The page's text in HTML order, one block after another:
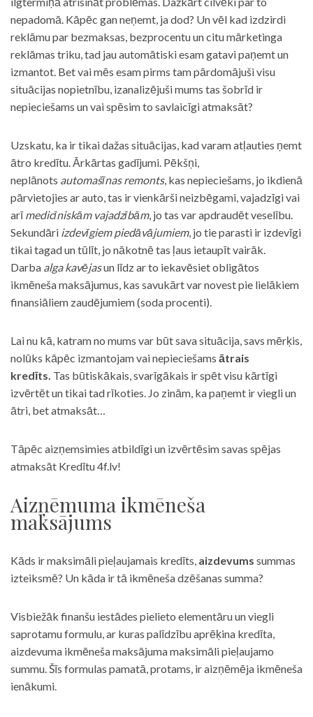
nepadomā. Kāpēc gan neņemt, ja dod? Un vēl kad izdzirdi
reklāmu par bezmaksas, bezprocentu un citu mārketinga
reklāmas triku, tad jau automātiski esam gatavi paņemt un
izmantot. Bet vai mēs esam pirms tam pārdomājuši visu
situācijas nopietnību, izanalizējuši mums tas šobrīd ir
nepieciešams un vai spēsim to savlaicīgi atmaksāt?
Uzskatu, ka ir tikai dažas situācijas, kad varam atļauties ņemt
ātro kredītu. Ārkārtas gadījumi. Pēkšņi,
neplānots automašīnas remonts, kas nepieciešams, jo ikdienā
pārvietojies ar auto, tas ir vienkārši neizbēgami, vajadzīgi vai
arīmedicīniskām vajadzībām, jo tas var apdraudēt veselību.
Sekundāri izdevīgiem piedāvājumiem, jo tie parasti ir izdevīgi
tikai tagad un tūlīt, jo nākotnē tas ļaus ietaupīt vairāk.
Darba alga kavējasun līdz ar to iekavēsiet obligātos
ikmēneša maksājumus, kas savukārt var novest pie lielākiem
finansiāliem zaudējumiem (soda procenti).
Lai nu kā, katram no mums var būt sava situācija, savs mērķis,
nolūks kāpēc izmantojam vai nepieciešams ātrais
kredīts. Tas būtiskākais, svarīgākais ir spēt visu kārtīgi
izvērtēt un tikai tad rīkoties. Jo zinām, ka paņemt ir viegli un
ātri, bet atmaksāt…
Tāpēc aizņemsimies atbildīgi un izvērtēsim savas spējas
atmaksāt Kredītu 4f.lv!
Aizņēmuma ikmēneša
maksājums
Kāds ir maksimāli pieļaujamais kredīts, aizdevums summas
izteiksmē? Un kāda ir tā ikmēneša dzēšanas summa?
Visbiežāk finanšu iestādes pielieto elementāru un viegli
saprotamu formulu, ar kuras palīdzību aprēķina kredīta,
aizdevuma ikmēneša maksājuma maksimāli pieļaujamo
summu. Šīs formulas pamatā, protams, ir aizņēmēja ikmēneša
ienākumi.